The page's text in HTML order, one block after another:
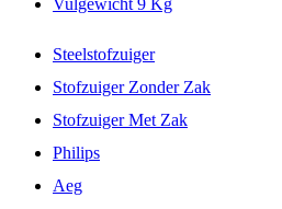
Vulgewicht 9 Kg
Steelstofzuiger
Stofzuiger Zonder Zak
Stofzuiger Met Zak
Philips
Aeg